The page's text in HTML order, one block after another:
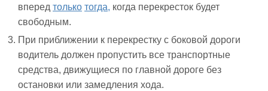
вперед только тогда, когда перекресток будет
свободным.
При приближении к перекрестку с боковой дороги
водитель должен пропустить все транспортные
средства, движущиеся по главной дороге без
остановки или замедления хода.